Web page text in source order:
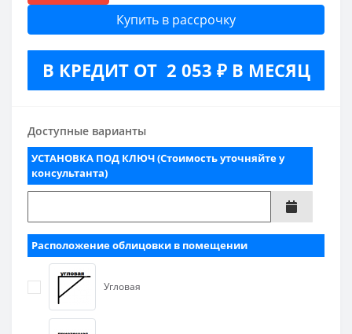
Купить в рассрочку
В КРЕДИТ ОТ 2 053 ₽ В МЕСЯЦ
Доступные варианты
УСТАНОВКА ПОД КЛЮЧ (Стоимость уточняйте у
консультанта)
Расположение облицовки в помещении
Угловая